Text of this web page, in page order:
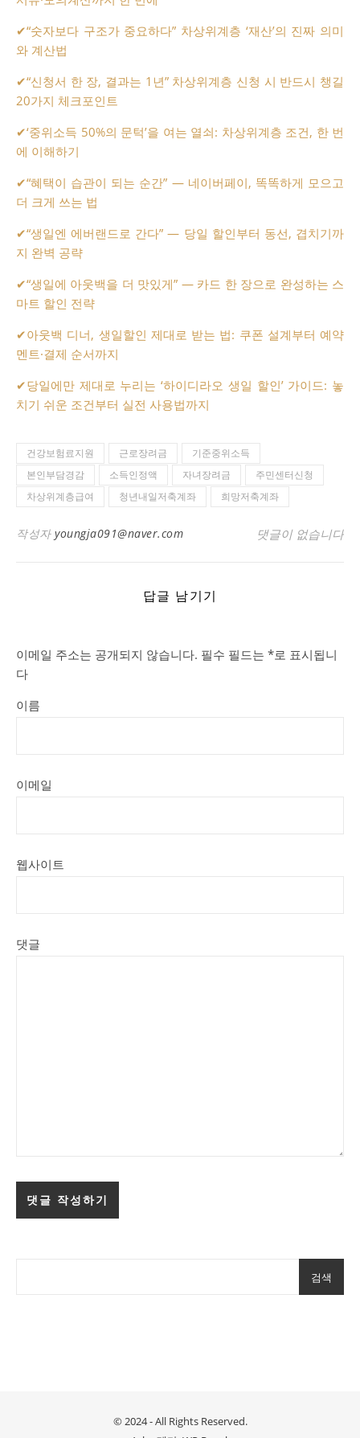
✔“숫자보다 구조가 중요하다” 차상위계층 ‘재산’의 진짜 의미
와 계산법
✔“신청서 한 장, 결과는 1년” 차상위계층 신청 시 반드시 챙길
20가지 체크포인트
✔‘중위소득 50%의 문턱’을 여는 열쇠: 차상위계층 조건, 한 번
에 이해하기
✔“혜택이 습관이 되는 순간” — 네이버페이, 똑똑하게 모으고
더 크게 쓰는 법
✔“생일엔 에버랜드로 간다” — 당일 할인부터 동선, 겹치기까
지 완벽 공략
✔“생일에 아웃백을 더 맛있게” — 카드 한 장으로 완성하는 스
마트 할인 전략
✔아웃백 디너, 생일할인 제대로 받는 법: 쿠폰 설계부터 예약
멘트·결제 순서까지
✔당일에만 제대로 누리는 ‘하이디라오 생일 할인’ 가이드: 놓
치기 쉬운 조건부터 실전 사용법까지
건강보험료지원 근로장려금
기준중위소득
본인부담경감
소득인정액 자녀장려금
주민센터신청
차상위계층급여
청년내일저축계좌 희망저축계좌
작성자 youngja091@naver.com 댓글이 없습니다
답글 남기기
이메일 주소는 공개되지 않습니다. 필수 필드는 *로 표시됩니
다
이름
이메일
웹사이트
댓글
검색
© 2024 - All Rights Reserved.